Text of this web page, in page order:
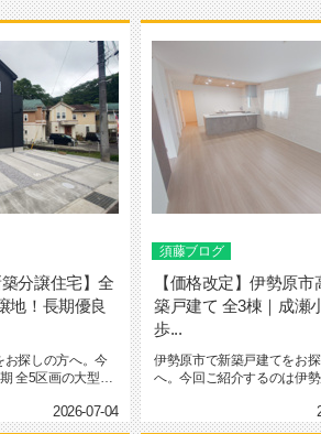
築分譲住宅】全
地！長期優良
お探しの方へ。今
全5区画の大型分
2026-07-04
須藤ブログ
【価格改定】伊勢原市
築戸建て 全3棟｜成瀬
歩...
伊勢原市で新築戸建てをお
へ。今回ご紹介するのは伊